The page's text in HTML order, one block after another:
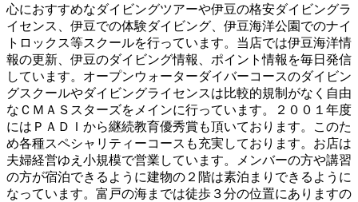
心におすすめなダイビングツアーや伊豆の格安ダイビングラ
イセンス、伊豆での体験ダイビング、伊豆海洋公園でのナイ
トロックス等スクールを行っています。当店では伊豆海洋情
報の更新、伊豆のダイビング情報、ポイント情報を毎日発信
しています。オープンウォーターダイバーコースのダイビン
グスクールやダイビングライセンスは比較的規制がなく自由
なＣＭＡＳスターズをメインに行っています。２００１年度
にはＰＡＤＩから継続教育優秀賞も頂いております。このた
め各種スペシャリティーコースも充実しております。お店は
夫婦経営ゆえ小規模で営業しています。メンバーの方や講習
の方が宿泊できるように建物の２階は素泊まりできるように
なっています。富戸の海までは徒歩３分の位置にありますの